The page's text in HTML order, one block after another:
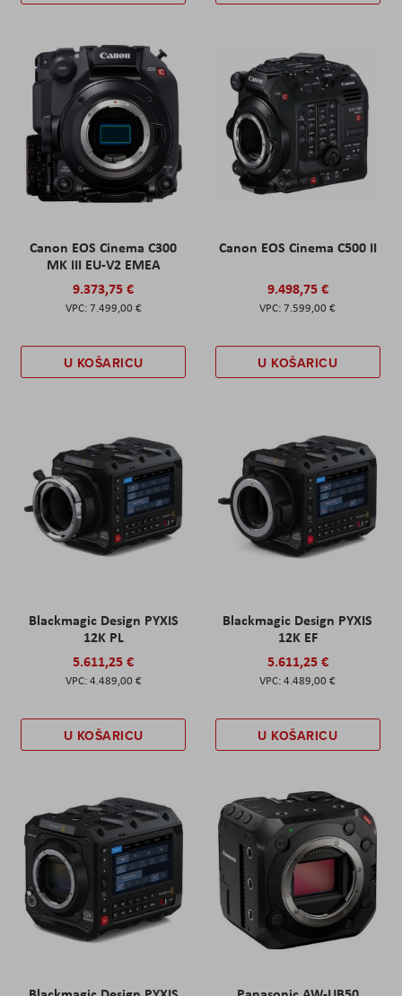
Canon EOS Cinema C300
MK III EU-V2 EMEA
9.373,75 €
7.499,00 €
U KOŠARICU
Canon EOS Cinema C500 II
9.498,75 €
7.599,00 €
U KOŠARICU
Blackmagic Design PYXIS
12K PL
5.611,25 €
4.489,00 €
U KOŠARICU
Blackmagic Design PYXIS
12K EF
5.611,25 €
4.489,00 €
U KOŠARICU